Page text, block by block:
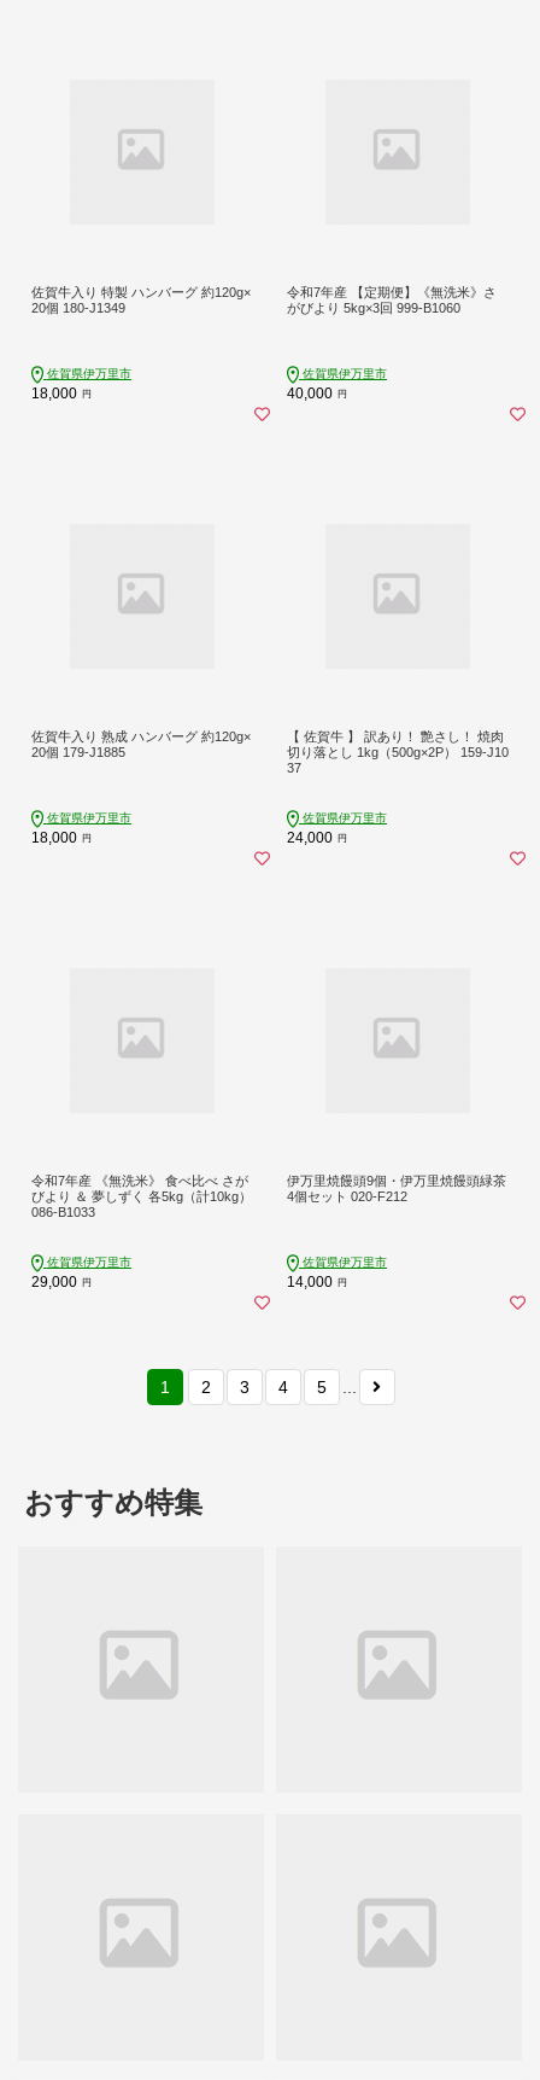
佐賀牛入り 特製 ハンバーグ 約120g×
20個 180-J1349
佐賀県伊万里市
18,000 円
令和7年産 【定期便】《無洗米》さ
がびより 5kg×3回 999-B1060
佐賀県伊万里市
40,000 円
佐賀牛入り 熟成 ハンバーグ 約120g×
20個 179-J1885
佐賀県伊万里市
18,000 円
【 佐賀牛 】 訳あり！ 艶さし！ 焼肉
切り落とし 1kg（500g×2P） 159-J10
37
佐賀県伊万里市
24,000 円
令和7年産 《無洗米》 食べ比べ さが
びより ＆ 夢しずく 各5kg（計10kg）
086-B1033
佐賀県伊万里市
29,000 円
伊万里焼饅頭9個・伊万里焼饅頭緑茶
4個セット 020-F212
佐賀県伊万里市
14,000 円
1 2 3 4 5
おすすめ特集